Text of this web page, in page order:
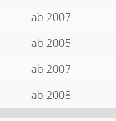
ab 2007
ab 2005
ab 2007
ab 2008